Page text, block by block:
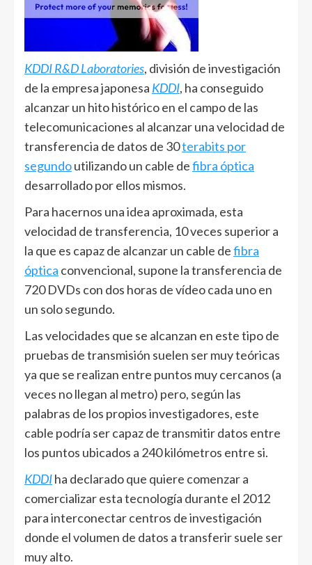
KDDI R&D Laboratories, división de investigación
de la empresa japonesa KDDI, ha conseguido
alcanzar un hito histórico en el campo de las
telecomunicaciones al alcanzar una velocidad de
transferencia de datos de 30terabits por
segundoutilizando un cable defibra óptica
desarrollado por ellos mismos.
Para hacernos una idea aproximada, esta
velocidad de transferencia, 10 veces superior a
la que es capaz de alcanzar un cable defibra
óptica convencional, supone la transferencia de
720 DVDs con dos horas de vídeo cada uno en
un solo segundo.
Las velocidades que se alcanzan en este tipo de
pruebas de transmisión suelen ser muy teóricas
ya que se realizan entre puntos muy cercanos (a
veces no llegan al metro) pero, según las
palabras de los propios investigadores, este
cable podría ser capaz de transmitir datos entre
los puntos ubicados a 240 kilómetros entre si.
KDDIha declarado que quiere comenzar a
comercializar esta tecnología durante el 2012
para interconectar centros de investigación
donde el volumen de datos a transferir suele ser
muy alto.